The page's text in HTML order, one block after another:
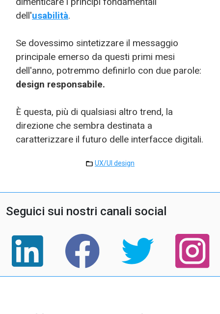
dell'usabilità.
Se dovessimo sintetizzare il messaggio
principale emerso da questi primi mesi
dell'anno, potremmo definirlo con due parole:
design responsabile.
È questa, più di qualsiasi altro trend, la
direzione che sembra destinata a
caratterizzare il futuro delle interfacce digitali.
UX/UI design
Seguici sui nostri canali social